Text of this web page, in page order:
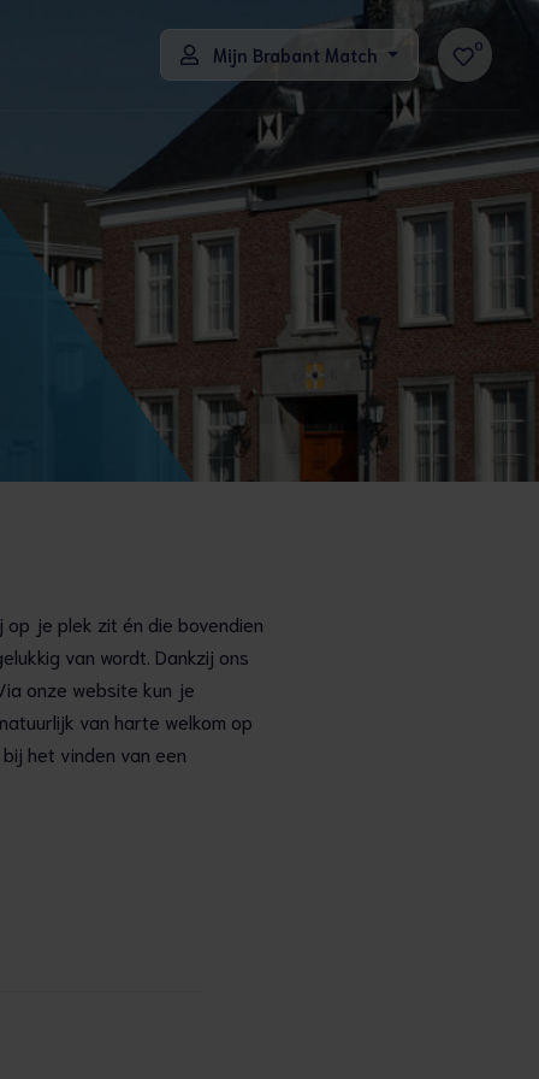
Mijn Brabant Match 0
je plek zit én die bovendien
van wordt. Dankzij ons
onze website kun je
van harte welkom op
het vinden van een